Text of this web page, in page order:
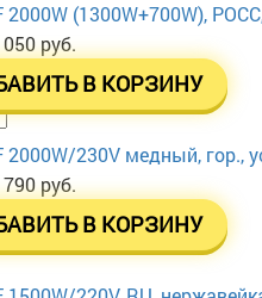
2000W (1300W+700W),
руб.
В КОРЗИНУ
2000W/230V медный, гор.,
руб.
В КОРЗИНУ